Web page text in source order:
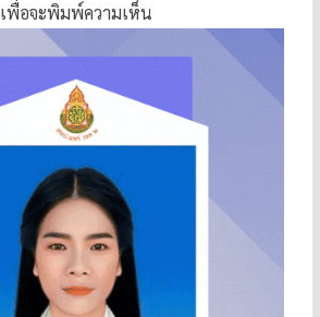
เพื่อจะพิมพ์ความเห็น